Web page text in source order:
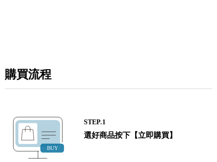
購買流程
STEP.1
選好商品按下【立即購買】